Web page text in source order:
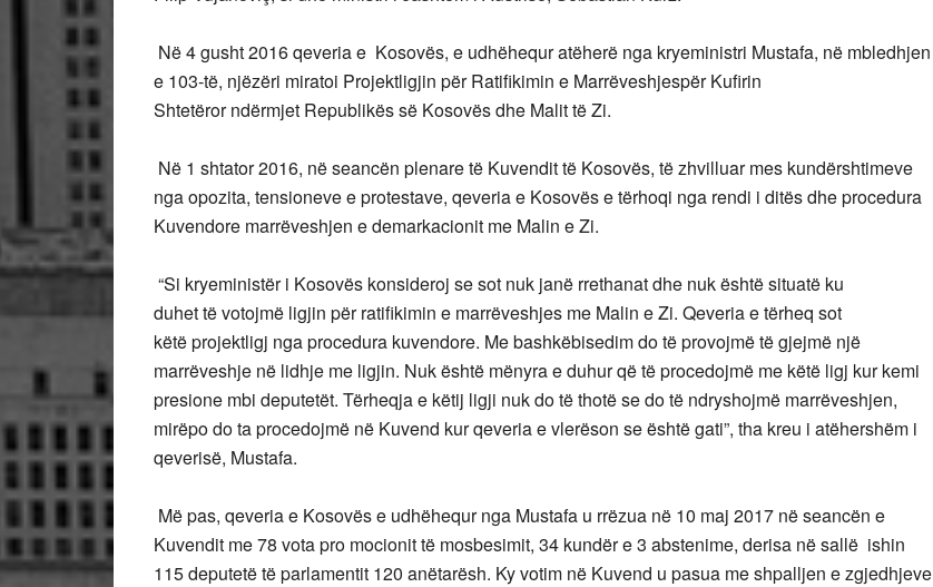
Në 4 gusht 2016 qeveria e Kosovës, e udhëhequr atëherë nga kryeministri Mustafa, në mbledhjen
e 103-të, njëzëri miratoi Projektligjin për Ratifikimin e Marrëveshjespër Kufirin
Shtetëror ndërmjet Republikëssë Kosovës dhe Malit të Zi.
Në 1 shtator 2016, në seancën plenare të Kuvendit të Kosovës, të zhvilluar mes kundërshtimeve
nga opozita, tensioneve e protestave, qeveria e Kosovës e tërhoqi nga rendi i ditës dhe procedura
Kuvendore marrëveshjen e demarkacionit me Malin e Zi.
“Si kryeministër i Kosovës konsideroj se sot nuk janë rrethanat dhe nuk është situatë ku
duhet të votojmë ligjin për ratifikimin e marrëveshjes me Malin e Zi. Qeveria e tërheq sot
këtë projektligj nga procedura kuvendore. Me bashkëbisedim do të provojmë të gjejmë një
marrëveshje në lidhje me ligjin. Nuk është mënyra e duhur që të procedojmë me këtë ligj kur kemi
presione mbi deputetët. Tërheqja e këtij ligji nuk do të thotë se do të ndryshojmë marrëveshjen,
mirëpo do ta procedojmë në Kuvend kur qeveria e vlerëson se është gati”, tha kreu i atëhershëm i
qeverisë, Mustafa.
Më pas, qeveria e Kosovës e udhëhequr nga Mustafa u rrëzua në 10 maj 2017 në seancën e
Kuvendit me 78 vota pro mocionit të mosbesimit, 34 kundër e 3 abstenime, derisa në sallë ishin
115 deputetë të parlamentit 120 anëtarësh. Ky votim në Kuvend u pasua me shpalljen e zgjedhjeve